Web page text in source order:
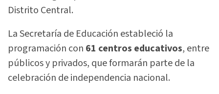
Distrito Central.
La Secretaría de Educación estableció la
programación con 61 centros educativos, entre
públicos y privados, que formarán parte de la
celebración de independencia nacional.